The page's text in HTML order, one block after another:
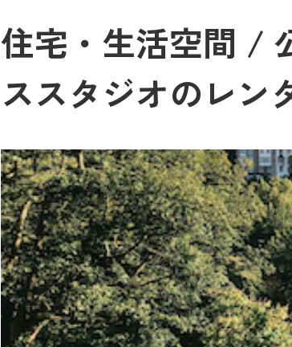
住宅・生活空間 /
ススタジオのレン